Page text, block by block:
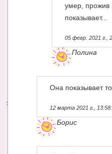
умер, прожив
показывает...
05 февр. 2021 г.,
Полина
Она показывает
12 марта 2021 г.,
Борис